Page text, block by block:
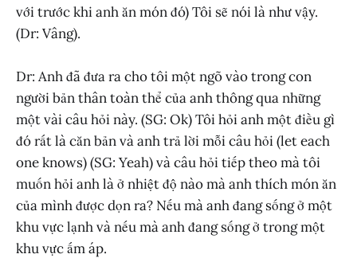
với trước khi anh ăn món đó) Tôi sẽ nói là như vậy.
(Dr: Vâng).
Dr: Anh đã đưa ra cho tôi một ngõ vào trong con
người bản thân toàn thể của anh thông qua những
một vài câu hỏi này. (SG: Ok) Tôi hỏi anh một điều gì
đó rất là căn bản và anh trả lời mỗi câu hỏi (let each
one knows) (SG: Yeah) và câu hỏi tiếp theo mà tôi
muốn hỏi anh là ở nhiệt độ nào mà anh thích món ăn
của mình được dọn ra? Nếu mà anh đang sống ở một
khu vực lạnh và nếu mà anh đang sống ở trong một
khu vực ấm áp.